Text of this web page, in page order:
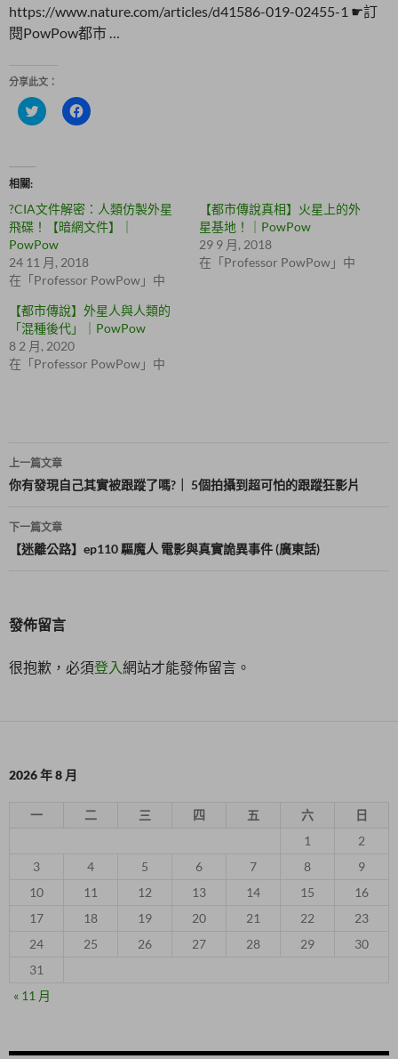
https://www.nature.com/articles/d41586-019-02455-1 ☛訂
閱PowPow都市 …
分享此文：
分
享
e
r
(
在
新
視
窗
中
啟
)
按
一
c
e
b
o
k
(
新
視
中
啟
相關
?CIA文件解密：人類仿製外星
飛碟！【暗網文件】｜
PowPow
24 11 月, 2018
在「Professor PowPow」中
【都市傳說真相】火星上的外
星基地！｜PowPow
29 9 月, 2018
在「Professor PowPow」中
【都市傳說】外星人與人類的
「混種後代」｜PowPow
8 2 月, 2020
在「Professor PowPow」中
文
章
導
覽
上一篇文章
你有發現自己其實被跟蹤了嗎?｜ 5個拍攝到超可怕的跟蹤狂影片
下一篇文章
【迷離公路】ep110 驅魔人 電影與真實詭異事件 (廣東話)
發佈留言
很抱歉，必須登入網站才能發佈留言。
2026 年 8 月
一 二 三 四 五 六
日
1
2
3
4 5 6 7 8
9
10
11 12 13 14 15
16
17
18 19 20 21 22
23
24
25 26 27 28 29
30
31
« 11 月